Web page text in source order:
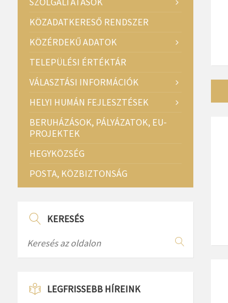
KÖZADATKERESŐ RENDSZER
KÖZÉRDEKŰ ADATOK
TELEPÜLÉSI ÉRTÉKTÁR
VÁLASZTÁSI INFORMÁCIÓK
HELYI HUMÁN FEJLESZTÉSEK
BERUHÁZÁSOK, PÁLYÁZATOK, EU-
PROJEKTEK
HEGYKÖZSÉG
POSTA, KÖZBIZTONSÁG
KERESÉS
LEGFRISSEBB HÍREINK